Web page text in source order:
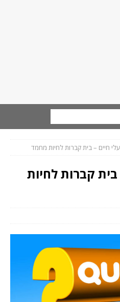
חיים – בית קברות לחיות מחמד
קברות לחיות